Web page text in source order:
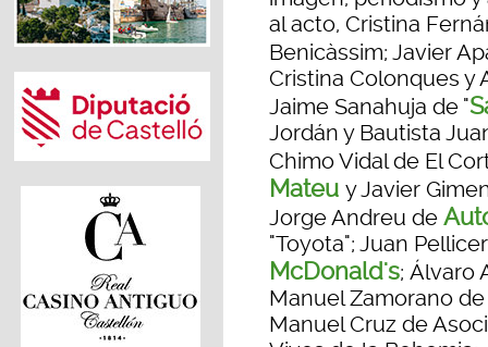
al acto, Cristina
Benicàssim; Javier
Cristina Colonques y
Jaime Sanahuja de "
Jordán y Bautista
Chimo Vidal de El
Mateu y Javier
Jorge Andreu de
"Toyota"; Juan
McDonald's; Álvaro
Manuel Zamorano
Manuel Cruz de